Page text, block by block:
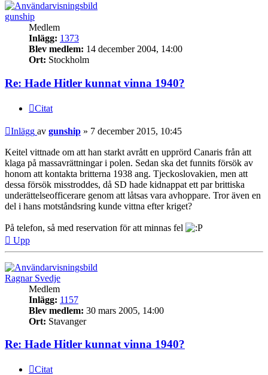
gunship
Medlem
Inlägg: 1373
Blev medlem: 14 december 2004, 14:00
Ort: Stockholm
Re: Hade Hitler kunnat vinna 1940?
Citat
Inlägg av gunship » 7 december 2015, 10:45
Keitel vittnade om att han starkt avrått en upprörd Canaris från att
klaga på massavrättningar i polen. Sedan ska det funnits försök av
honom att kontakta britterna 1938 ang. Tjeckoslovakien, men att
dessa försök misstroddes, då SD hade kidnappat ett par brittiska
underättelseofficerare genom att låtsas vara avhoppare. Tror även en
del i hans motståndsring kunde vittna efter kriget?
På telefon, så med reservation för att minnas fel
Upp
Ragnar Svedje
Medlem
Inlägg: 1157
Blev medlem: 30 mars 2005, 14:00
Ort: Stavanger
Re: Hade Hitler kunnat vinna 1940?
Citat